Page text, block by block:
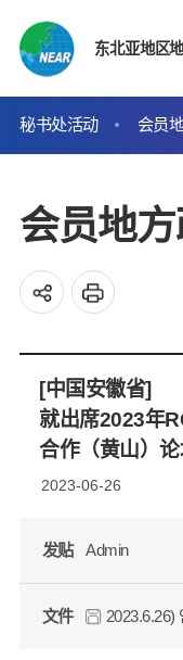
东北亚地区
秘书处活动 会员
会员地
[中国安徽省]
就出席2023年
合作（黄山）论
2023-06-26
发贴 Admin
文件 2023.6.26)